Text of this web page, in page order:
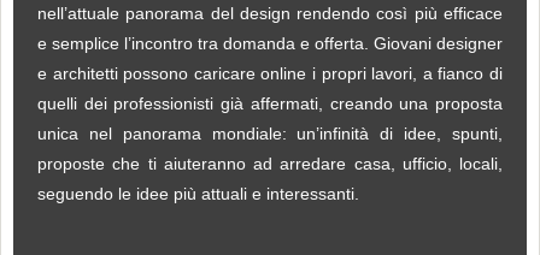
nell’attuale panorama del design rendendo così più efficace
e semplice l’incontro tra domanda e offerta. Giovani designer
e architetti possono caricare online i propri lavori, a fianco di
quelli dei professionisti già affermati, creando una proposta
unica nel panorama mondiale: un’infinità di idee, spunti,
proposte che ti aiuteranno ad arredare casa, ufficio, locali,
seguendo le idee più attuali e interessanti.